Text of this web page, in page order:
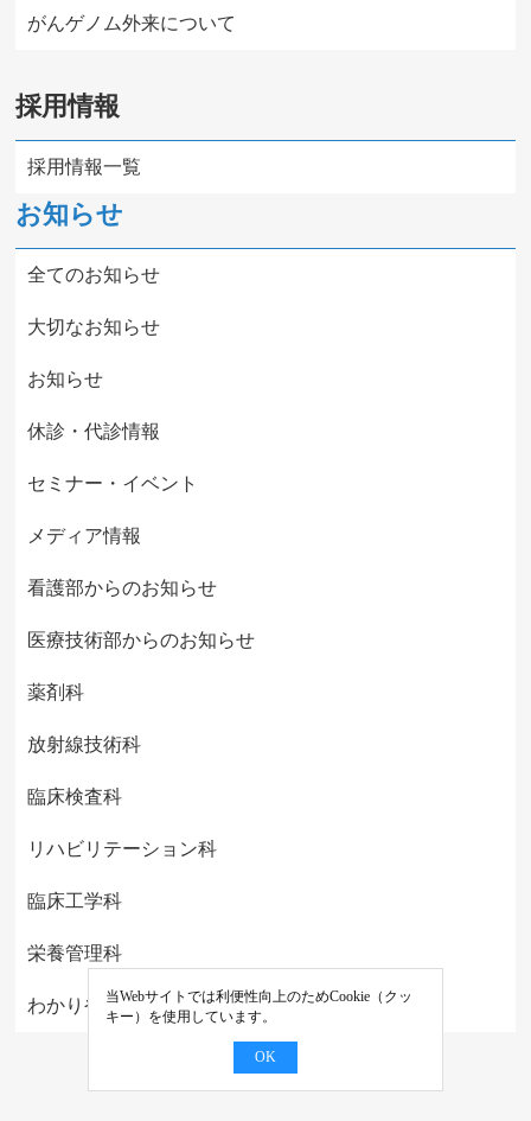
当Webサイトでは利便性向上のためCookie（クッ
キー）を使用しています。
OK
がんゲノム外来について
採用情報
採用情報一覧
お知らせ
全てのお知らせ
大切なお知らせ
お知らせ
休診・代診情報
セミナー・イベント
メディア情報
看護部からのお知らせ
医療技術部からのお知らせ
薬剤科
放射線技術科
臨床検査科
リハビリテーション科
臨床工学科
栄養管理科
わかりやすい医学教室